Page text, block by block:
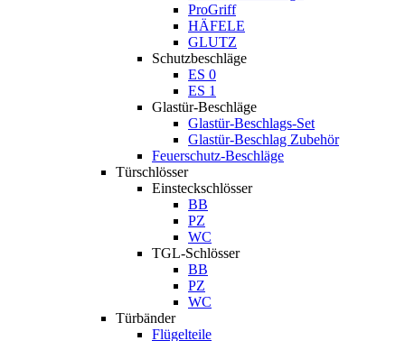
ProGriff
HÄFELE
GLUTZ
Schutzbeschläge
ES 0
ES 1
Glastür-Beschläge
Glastür-Beschlags-Set
Glastür-Beschlag Zubehör
Feuerschutz-Beschläge
Türschlösser
Einsteckschlösser
BB
PZ
WC
TGL-Schlösser
BB
PZ
WC
Türbänder
Flügelteile